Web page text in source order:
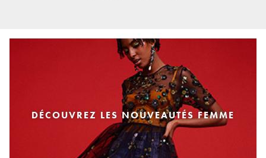
DÉCOUVREZ LES NOUVEAUTÉS FEMME